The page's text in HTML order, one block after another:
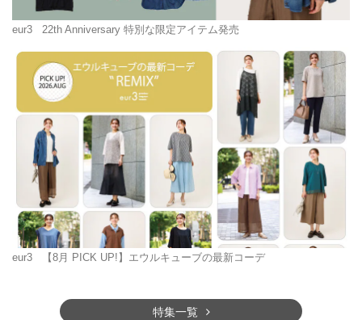
eur3 22th Anniversary 特別な限定アイテム発売
eur3 【8月 PICK UP!】エウルキューブの最新コーデ
特集一覧